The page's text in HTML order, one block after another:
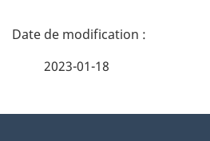
D
2023-01-18